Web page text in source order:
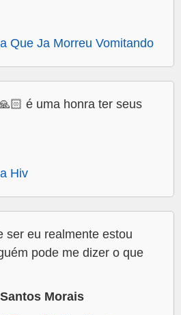
Que Ja Morreu Vomitando
é uma honra ter seus
Hiv
ser eu realmente estou
pode me dizer o que
Morais